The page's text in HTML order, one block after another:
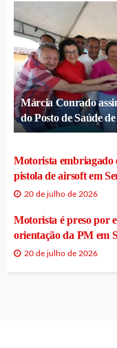
Márcia Conrado
do Posto de Saúde
Motorista embriagado
pistola de airsoft em
20 de julho de 2026
Motorista é preso por
orientação da PM em
20 de julho de 2026